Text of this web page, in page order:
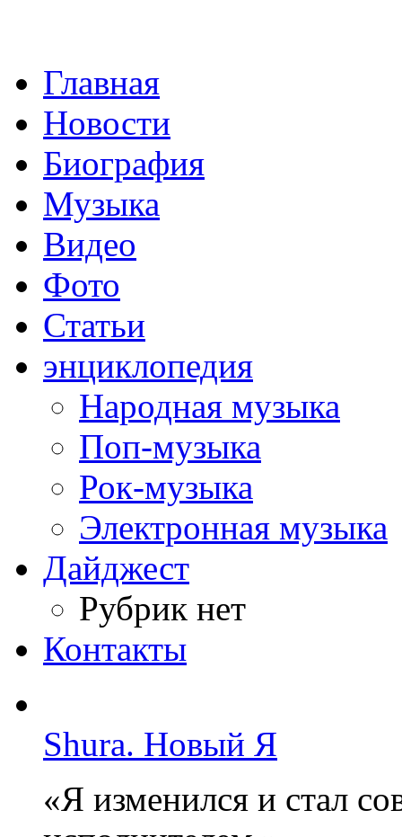
Главная
Новости
Биография
Музыка
Видео
Фото
Статьи
энциклопедия
Народная музыка
Поп-музыка
Рок-музыка
Электронная музыка
Дайджест
Рубрик нет
Контакты
Shura. Новый Я
«Я изменился и стал